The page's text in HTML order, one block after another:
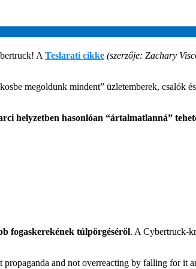
A Teslarati cikke (szerzője: Zachary
megoldunk mindent” üzletemberek, csalók
helyzetben hasonlóan “ártalmatlanná”
fogaskerekének túlpörgéséről. A Cybertruck-
propaganda and not overreacting by falling for it